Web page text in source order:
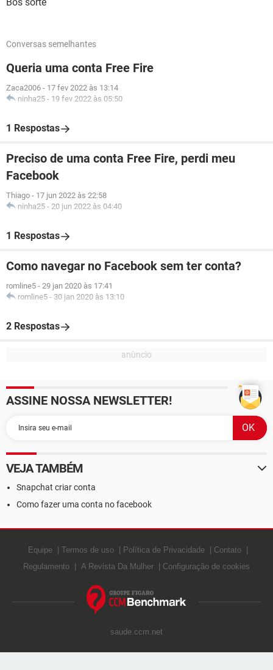
Conversas semelhantes
Queria uma conta Free Fire
Zaca2006 - 17 fev 2022 às 13:14
ninha25 - 19 fev 2022 às 05:50
1 Respostas
Preciso de uma conta Free Fire, perdi meu
Facebook
Thiago - 17 jun 2022 às 22:58
ninha25 - 20 jun 2022 às 04:40
1 Respostas
Como navegar no Facebook sem ter conta?
romline5 - 29 jan 2020 às 17:41
romline5 - 30 jan 2020 às 13:10
2 Respostas
ASSINE NOSSA NEWSLETTER!
VEJA TAMBÉM
Snapchat criar conta
Como fazer uma conta no facebook
Equipe Termos de uso Política de Privacidade
Contato
Regulamento
A Revista Da Mulher Configuração de cookies
saude.ccm.net